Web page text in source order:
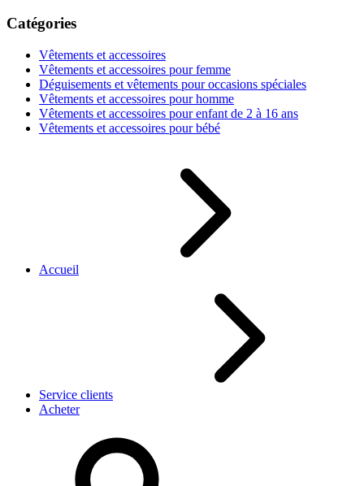
Catégories
Vêtements et accessoires
Vêtements et accessoires pour femme
Déguisements et vêtements pour occasions spéciales
Vêtements et accessoires pour homme
Vêtements et accessoires pour enfant de 2 à 16 ans
Vêtements et accessoires pour bébé
Accueil
Service clients
Acheter